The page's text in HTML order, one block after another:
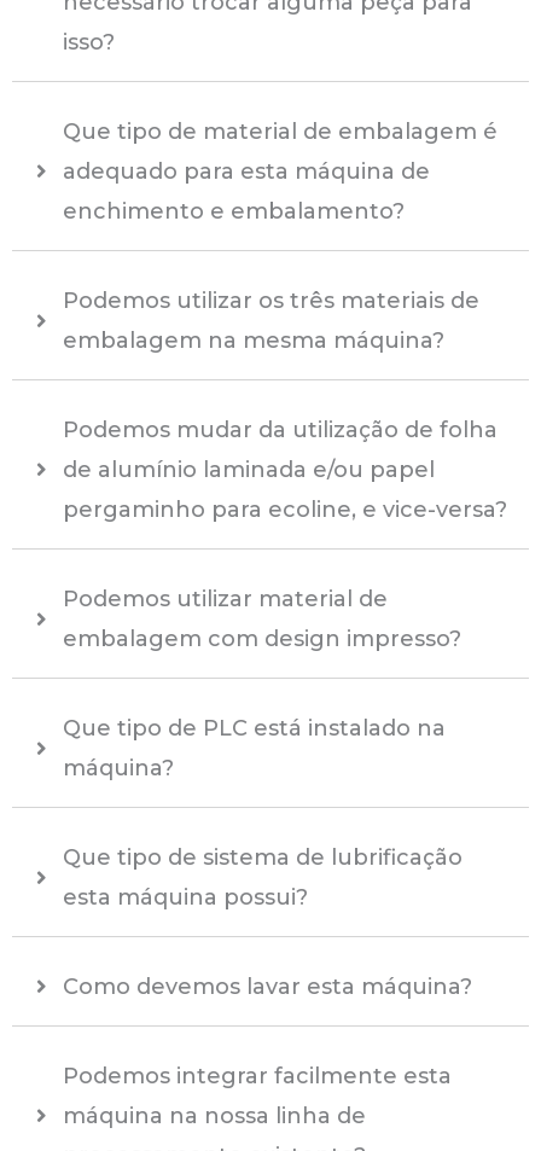
isso?
Que tipo de material de embalagem é
adequado para esta máquina de
enchimento e embalamento?
Podemos utilizar os três materiais de
embalagem na mesma máquina?
Podemos mudar da utilização de folha
de alumínio laminada e/ou papel
pergaminho para ecoline, e vice-versa?
Podemos utilizar material de
embalagem com design impresso?
Que tipo de PLC está instalado na
máquina?
Que tipo de sistema de lubrificação
esta máquina possui?
Como devemos lavar esta máquina?
Podemos integrar facilmente esta
máquina na nossa linha de